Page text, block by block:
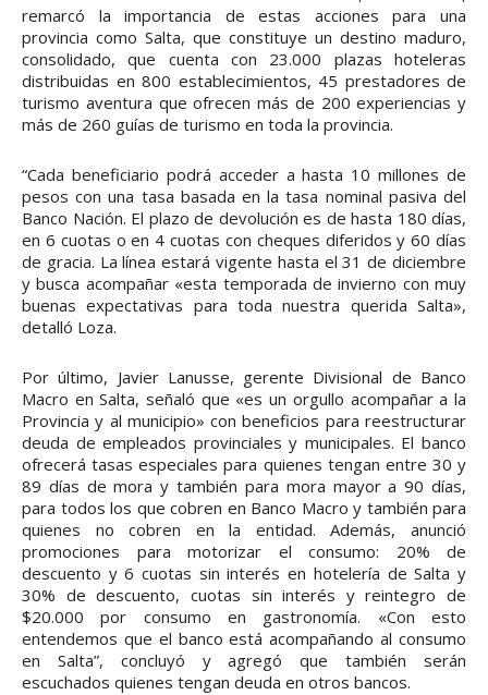
remarcó la importancia de estas acciones para una
provincia como Salta, que constituye un destino maduro,
consolidado, que cuenta con 23.000 plazas hoteleras
distribuidas en 800 establecimientos, 45 prestadores de
turismo aventura que ofrecen más de 200 experiencias y
más de 260 guías de turismo en toda la provincia.
“Cada beneficiario podrá acceder a hasta 10 millones de
pesos con una tasa basada en la tasa nominal pasiva del
Banco Nación. El plazo de devolución es de hasta 180 días,
en 6 cuotas o en 4 cuotas con cheques diferidos y 60 días
de gracia. La línea estará vigente hasta el 31 de diciembre
y busca acompañar «esta temporada de invierno con muy
buenas expectativas para toda nuestra querida Salta»,
detalló Loza.
Por último, Javier Lanusse, gerente Divisional de Banco
Macro en Salta, señaló que «es un orgullo acompañar a la
Provincia y al municipio» con beneficios para reestructurar
deuda de empleados provinciales y municipales. El banco
ofrecerá tasas especiales para quienes tengan entre 30 y
89 días de mora y también para mora mayor a 90 días,
para todos los que cobren en Banco Macro y también para
quienes no cobren en la entidad. Además, anunció
promociones para motorizar el consumo: 20% de
descuento y 6 cuotas sin interés en hotelería de Salta y
30% de descuento, cuotas sin interés y reintegro de
$20.000 por consumo en gastronomía. «Con esto
entendemos que el banco está acompañando al consumo
en Salta”, concluyó y agregó que también serán
escuchados quienes tengan deuda en otros bancos.